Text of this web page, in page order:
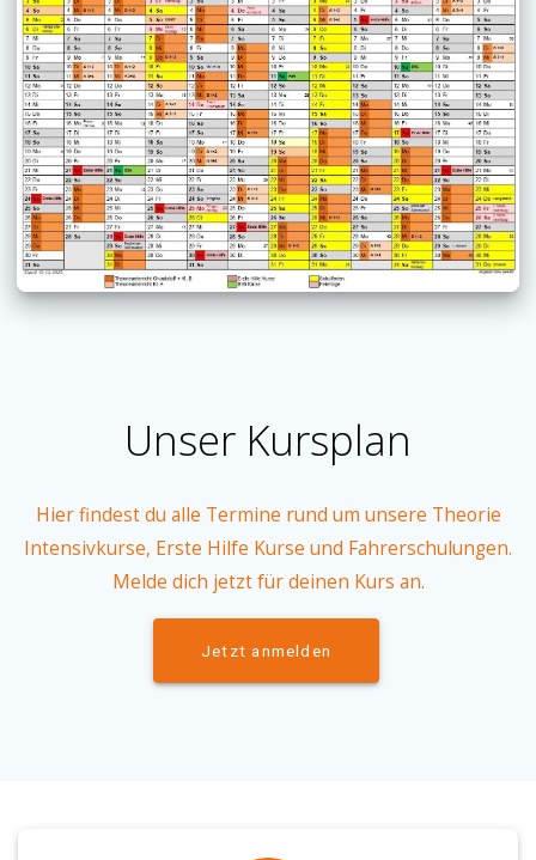
Unser Kursplan
Hier findest du alle Termine rund um unsere Theorie
Intensivkurse, Erste Hilfe Kurse und Fahrerschulungen.
Melde dich jetzt für deinen Kurs an.
Jetzt anmelden